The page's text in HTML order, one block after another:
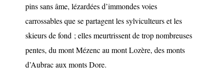
pins sans âme, lézardées d’immondes voies
carrossables que se partagent les sylviculteurs et les
skieurs de fond ; elles meurtrissent de trop nombreuses
pentes, du mont Mézenc au mont Lozère, des monts
d’Aubrac aux monts Dore.